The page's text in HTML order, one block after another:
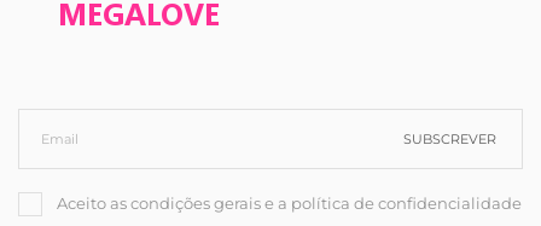
SUBSCREVER
Aceito as condições gerais e a política de confidencialidade